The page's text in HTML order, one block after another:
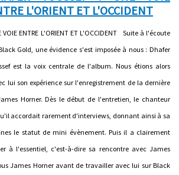
L'ORIENT ET L'OCCIDENT
VOIE ENTRE L'ORIENT ET L'OCCIDENT Suite à l'écoute
Gold, une évidence s'est imposée à nous : Dhafer
est la voix centrale de l'album. Nous étions alors
lui son expérience sur l'enregistrement de la dernière
Horner. Dès le début de l'entretien, le chanteur
accordait rarement d'interviews, donnant ainsi à sa
le statut de mini évènement. Puis il a clairement
à l'essentiel, c'est-à-dire sa rencontre avec James
James Horner avant de travailler avec lui sur Black